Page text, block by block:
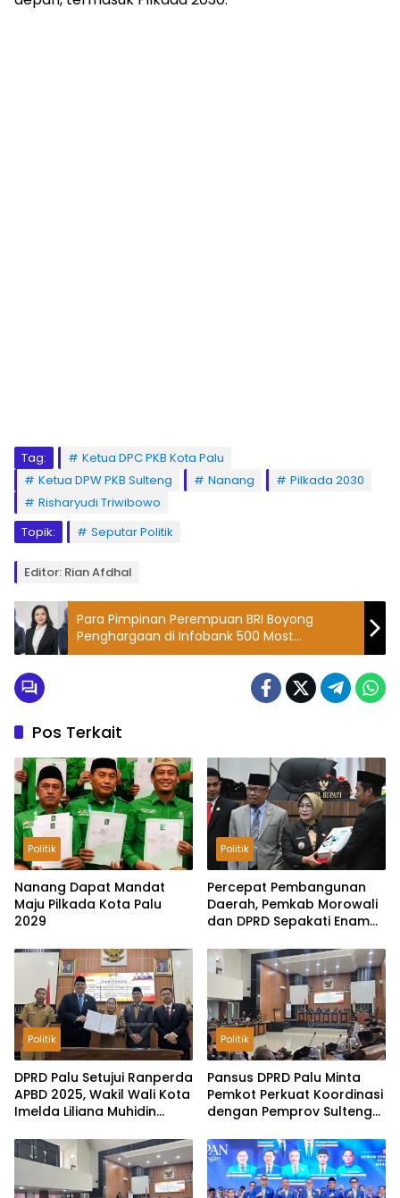
Tag:
Ketua DPC PKB Kota Palu
Ketua DPW PKB Sulteng
Nanang
Pilkada 2030
Risharyudi Triwibowo
Topik:
Seputar Politik
Editor: Rian Afdhal
Para Pimpinan Perempuan BRI Boyong
Penghargaan di Infobank 500 Most
Outstanding Women 2026
Pos Terkait
Politik
Nanang Dapat Mandat
Maju Pilkada Kota Palu
2029
Politik
Percepat Pembangunan
Daerah, Pemkab Morowali
dan DPRD Sepakati Enam
Politik
DPRD Palu Setujui Ranperda
APBD 2025, Wakil Wali Kota
Imelda Liliana Muhidin
Keuangan Terus Dibenahi
Politik
Pansus DPRD Palu Minta
Pemkot Perkuat Koordinasi
dengan Pemprov Sulteng
Pemungutan Pajak
Tambang